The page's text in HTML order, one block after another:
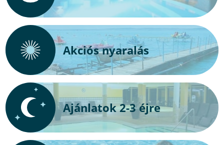
Akciós nyaralás
Ajánlatok 2-3 éjre